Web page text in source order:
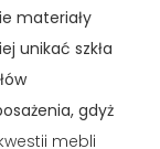
materiały
unikać szkła
gdyż
mebli